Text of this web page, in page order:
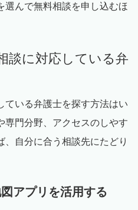
選んで無料相談を申し込むほ
談に対応している弁
ている弁護士を探す方法はい
専門分野、アクセスのしやす
、自分に合う相談先にたどり
アプリを活用する